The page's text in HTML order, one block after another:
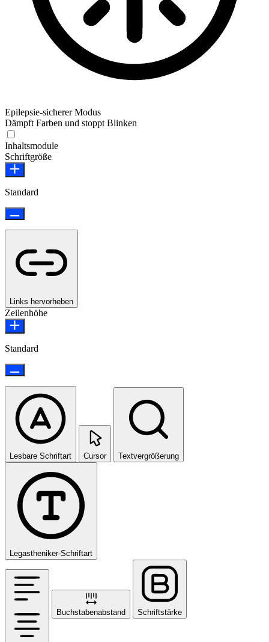
Epilepsie-sicherer Modus
Dämpft Farben und stoppt Blinken
Inhaltsmodule
Schriftgröße
Standard
Links hervorheben
Zeilenhöhe
Standard
Lesbare Schriftart Cursor Textvergrößerung
Legastheniker-Schriftart
Buchstabenabstand Schriftstärke